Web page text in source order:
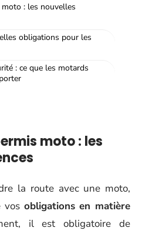
: les nouvelles
obligations pour les
: ce que les motards
moto : les
la route avec une moto,
vos obligations en matière
il est obligatoire de